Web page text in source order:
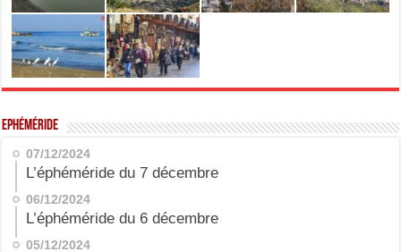
Ephéméride
07/12/2024
L’éphéméride du 7 décembre
06/12/2024
L’éphéméride du 6 décembre
05/12/2024